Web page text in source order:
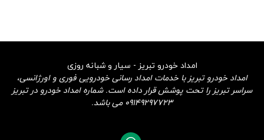
امداد خودرو تبریز - سیار و شبانه روزی
امداد خودرو تبریز با خدمات امداد رسانی خودرویی فوری و اورژانسی،
سراسر تبریز را تحت پوشش قرار داده است. شماره امداد خودرو در تبریز
09149297723 می باشد.